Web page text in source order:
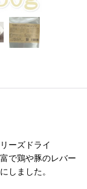
ーズドライ
で鶏や豚のレバー
しました。